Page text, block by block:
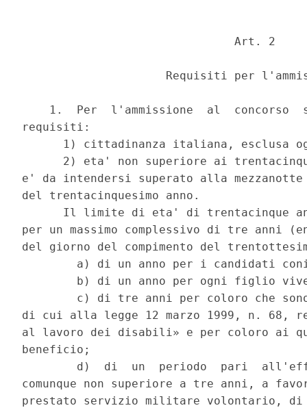
                               Art. 2
Requisiti per
1.  Per  l'ammissione  al  concorso
requisiti:
1) cittadinanza italiana, esclusa
2) eta' non superiore ai
e' da intendersi superato alla
del trentacinquesimo anno.
Il limite di eta' di trentacinque
per un massimo complessivo di tre anni
del giorno del compimento del
a) di un anno per i candidati
b) di un anno per ogni figlio
c) di tre anni per coloro che
di cui alla legge 12 marzo 1999, n. 68,
al lavoro dei disabili» e per coloro ai
beneficio;
d)  di  un  periodo  pari
comunque non superiore a tre anni, a
prestato servizio militare volontario,